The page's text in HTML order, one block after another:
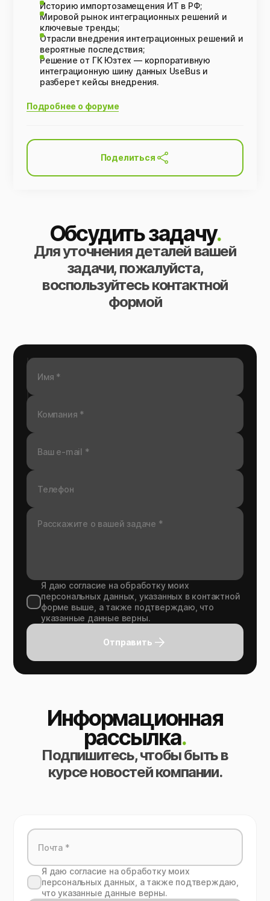
Историю импортозамещения ИТ в РФ;
Мировой рынок интеграционных решений и
ключевые тренды;
Отрасли внедрения интеграционных решений и
вероятные последствия;
Решение от ГК Юзтех — корпоративную
интеграционную шину данных UseBus и
разберет кейсы внедрения.
Подробнее о форуме
Поделиться
Обсудить задачу.
Для уточнения деталей вашей
задачи, пожалуйста,
воспользуйтесь контактной
формой
Я даю согласие на обработку моих
персональных данных, указанных в контактной
форме выше, а также подтверждаю, что
указанные данные верны.
Отправить
Информационная
рассылка.
Подпишитесь, чтобы быть в
курсе новостей компании.
Я даю согласие на обработку моих
персональных данных, а также подтверждаю,
что указанные данные верны.